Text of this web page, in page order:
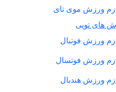
ورزش موی تای
توپی
ورزش فوتبال
ورزش فوتسال
ورزش هندبال